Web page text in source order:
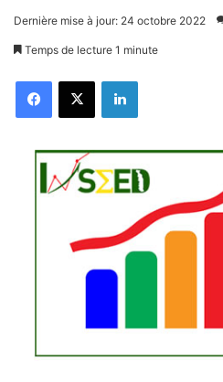
Dernière mise à jour: 24 octobre 2022
Temps de lecture 1 minute
FacebookX Linkedin